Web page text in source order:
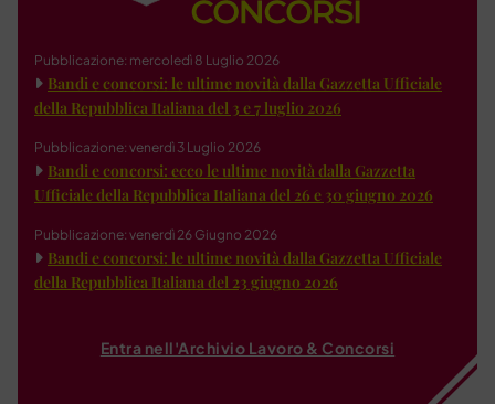
Pubblicazione: mercoledì 8 Luglio 2026
Bandi e concorsi: le ultime novità dalla Gazzetta Ufficiale
della Repubblica Italiana del 3 e 7 luglio 2026
Pubblicazione: venerdì 3 Luglio 2026
Bandi e concorsi: ecco le ultime novità dalla Gazzetta
Ufficiale della Repubblica Italiana del 26 e 30 giugno 2026
Pubblicazione: venerdì 26 Giugno 2026
Bandi e concorsi: le ultime novità dalla Gazzetta Ufficiale
della Repubblica Italiana del 23 giugno 2026
Entra nell'Archivio Lavoro & Concorsi